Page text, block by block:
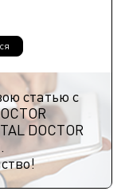
статью с
DOCTOR